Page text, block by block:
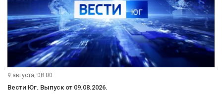
Смотрите наши видео на YouTube!